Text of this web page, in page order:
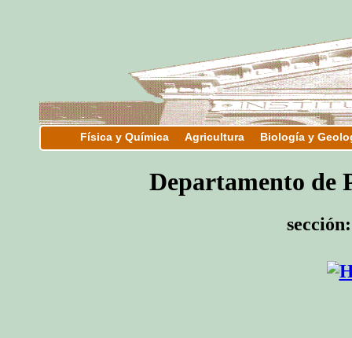
Física y Química Agricultura Biología y
Departamento